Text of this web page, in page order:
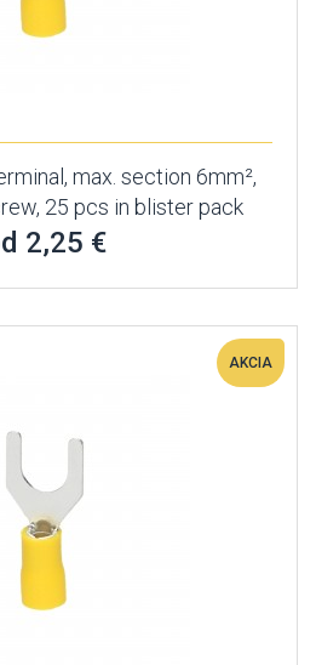
max. section 6mm²,
25 pcs in blister pack
2,25 €
AKCIA